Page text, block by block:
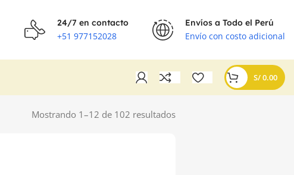
24/7 en contacto
+51 977152028
Envíos a Todo el Perú
Envío con costo adicional
S/0.00
Mostrando 1–12 de 102 resultados